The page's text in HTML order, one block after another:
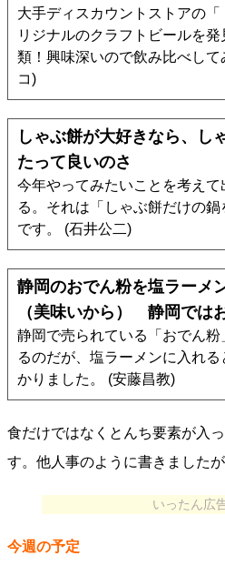
大手ディスカウントストアの
リジナルのクラフトビールを
類！興味深いので飲み比べし
コ)
しゃぶ餅が大好きなら、し
たって良いのさ
今年やってみたいことを考え
る。それは「しゃぶ餅だけの
です。 (石井公二)
静岡のおでん粉を塩ラーメ
（美味いから） 静岡では
静岡で売られている「おでん粉
るのだが、塩ラーメンに入れ
かりました。 (安藤昌教)
食だけではなくとんち要素が入
す。他人事のように書きましたが
いったん広
今週の予定